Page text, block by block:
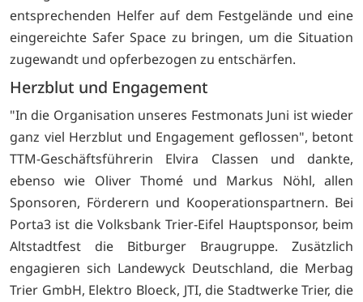
entsprechenden Helfer auf dem Festgelände und eine
eingereichte Safer Space zu bringen, um die Situation
zugewandt und opferbezogen zu entschärfen.
Herzblut und Engagement
"In die Organisation unseres Festmonats Juni ist wieder
ganz viel Herzblut und Engagement geflossen", betont
TTM-Geschäftsführerin Elvira Classen und dankte,
ebenso wie Oliver Thomé und Markus Nöhl, allen
Sponsoren, Förderern und Kooperationspartnern. Bei
Porta3 ist die Volksbank Trier-Eifel Hauptsponsor, beim
Altstadtfest die Bitburger Braugruppe. Zusätzlich
engagieren sich Landewyck Deutschland, die Merbag
Trier GmbH, Elektro Bloeck, JTI, die Stadtwerke Trier, die